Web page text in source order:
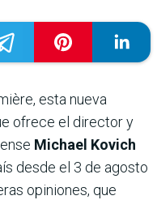
esta nueva
ofrece el director y
Michael Kovich
desde el 3 de agosto
opiniones, que